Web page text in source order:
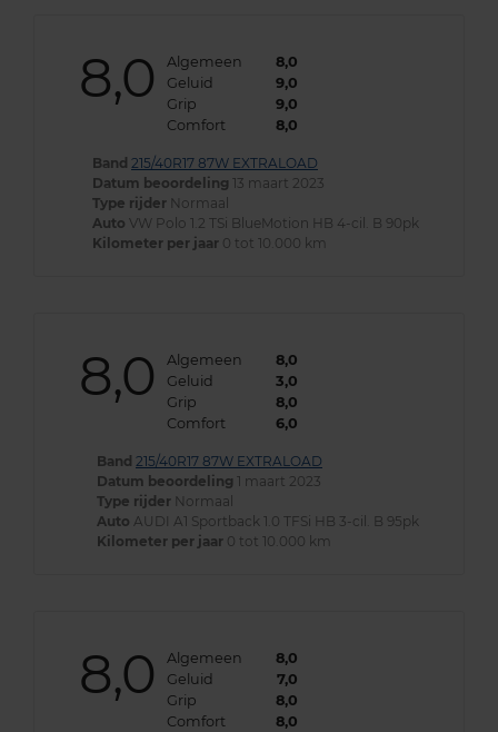
8,0 Algemeen
8,0
Geluid
9,0
Grip
9,0
Comfort
8,0
Band 215/40R17 87W EXTRALOAD
Datum beoordeling 13 maart 2023
Type rijder Normaal
Auto VW Polo 1.2 TSi BlueMotion HB 4-cil. B 90pk
Kilometer per jaar 0 tot 10.000 km
8,0 Algemeen
8,0
Geluid
3,0
Grip
8,0
Comfort
6,0
Band 215/40R17 87W EXTRALOAD
Datum beoordeling 1 maart 2023
Type rijder Normaal
Auto AUDI A1 Sportback 1.0 TFSi HB 3-cil. B 95pk
Kilometer per jaar 0 tot 10.000 km
8,0 Algemeen
8,0
Geluid
7,0
Grip
8,0
Comfort
8,0